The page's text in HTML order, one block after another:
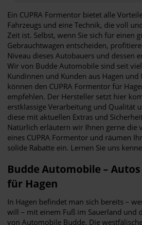
Ein CUPRA Formentor bietet alle
Fahrzeugs und eine Technik, die voll
Zeit ist. Selbst, wenn Sie sich für einen
Gebrauchtwagen entscheiden,
Niveau dieses Autobauers und dessen
Wir von Budde Automobile sind seit
Kundinnen und Kunden aus Hagen
können den CUPRA Formentor für
empfehlen. Der Hersteller setzt hier
erstklassige Verarbeitung und Qualität
diese mit aktuellen Extras und
Natürlich erläutern wir Ihnen gerne die
eines CUPRA Formentor und räumen
solide Rabatte ein. Lernen Sie uns
Budde Automobile –
für Hagen
In Hagen befindet man sich bereits –
will – mit einem Fuß im Sauerland und
von Automobile Budde. Die